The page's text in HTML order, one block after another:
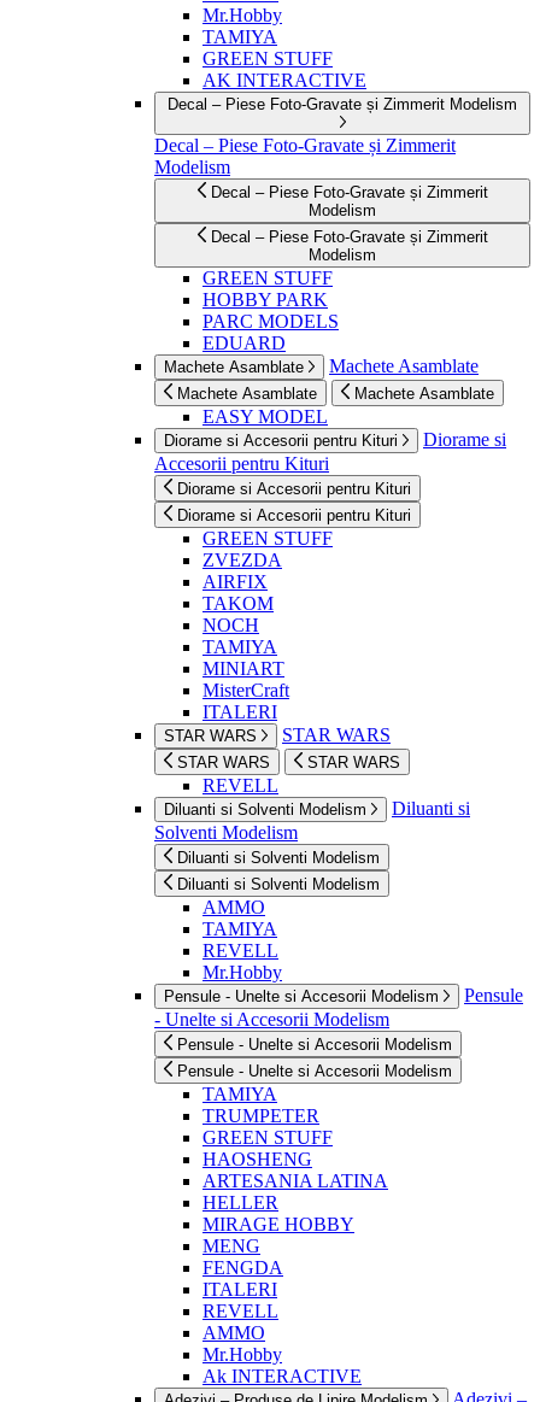
Mr.Hobby
TAMIYA
GREEN STUFF
AK INTERACTIVE
Decal – Piese Foto-Gravate și Zimmerit Modelism
Decal – Piese Foto-Gravate și Zimmerit
Modelism
Decal – Piese Foto-Gravate și Zimmerit
Modelism
Decal – Piese Foto-Gravate și Zimmerit
Modelism
GREEN STUFF
HOBBY PARK
PARC MODELS
EDUARD
Machete Asamblate Machete Asamblate
Machete Asamblate Machete Asamblate
EASY MODEL
Diorame si Accesorii pentru Kituri
Diorame si
Accesorii pentru Kituri
Diorame si Accesorii pentru Kituri
Diorame si Accesorii pentru Kituri
GREEN STUFF
ZVEZDA
AIRFIX
TAKOM
NOCH
TAMIYA
MINIART
MisterCraft
ITALERI
STAR WARS STAR WARS
STAR WARS STAR WARS
REVELL
Diluanti si Solventi Modelism
Diluanti si
Solventi Modelism
Diluanti si Solventi Modelism
Diluanti si Solventi Modelism
AMMO
TAMIYA
REVELL
Mr.Hobby
Pensule - Unelte si Accesorii Modelism
Pensule
- Unelte si Accesorii Modelism
Pensule - Unelte si Accesorii Modelism
Pensule - Unelte si Accesorii Modelism
TAMIYA
TRUMPETER
GREEN STUFF
HAOSHENG
ARTESANIA LATINA
HELLER
MIRAGE HOBBY
MENG
FENGDA
ITALERI
REVELL
AMMO
Mr.Hobby
Ak INTERACTIVE